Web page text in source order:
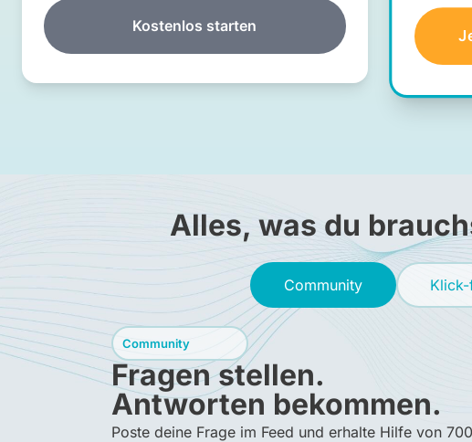
Kostenlos starten
Alles, was du
Community
Community
Fragen stellen.
Antworten bekommen.
Poste deine Frage im Feed und erhalte Hilfe von